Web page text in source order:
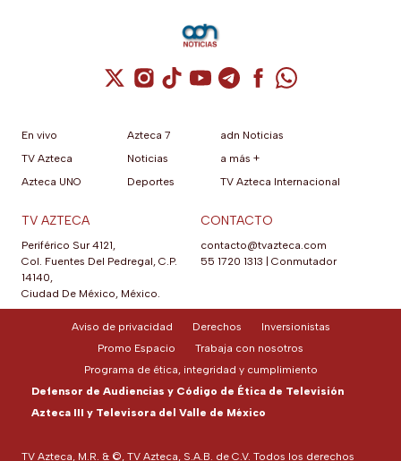
Cuenta de X / Twitter (se abre en una
Cuenta de Instagram (se abre en una
Cuenta de TikTok (se abre en
Cuenta de YouTube (se abre
Cuenta de Telegram (se
Cuenta de
Cuenta de
En vivo
TV Azteca
Azteca UNO
Azteca 7
Noticias
Deportes
adn Noticias
a más +
TV Azteca Internacional
TV AZTECA
Periférico Sur 4121,
Col. Fuentes Del Pedregal, C.P.
14140,
Ciudad De México, México.
CONTACTO
contacto@tvazteca.com
55 1720 1313
Conmutador
TV Azteca, M.R. & ©, TV Azteca, S.A.B. de C.V. Todos los derechos
Aviso de privacidad Derechos
Inversionistas
Promo Espacio
Trabaja con nosotros
Programa de ética, integridad y cumplimiento
Defensor de Audiencias y Código de Ética de Televisión
Azteca III y Televisora del Valle de México